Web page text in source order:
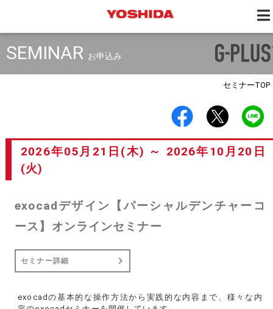
SEMINAR お申込み
セミナーTOP
2026年05月21日(木) ～ 2026年10月20日
(火)
exocadデザイン【パーシャルデンチャーコ
ース】オンラインセミナー
セミナー詳細
exocadの基本的な操作方法から実践的な内容まで、様々な内